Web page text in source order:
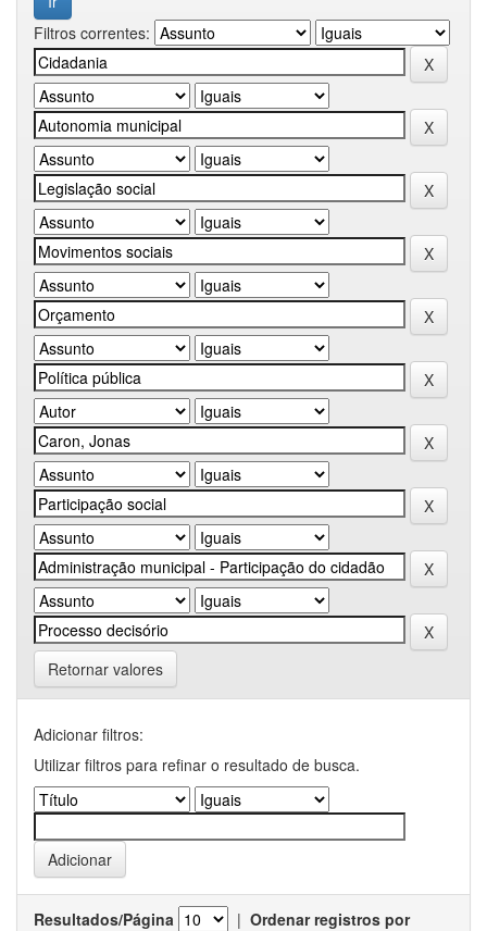
Filtros correntes:
Retornar valores
Adicionar filtros:
Utilizar filtros para refinar o resultado de busca.
Resultados/Página | Ordenar registros por